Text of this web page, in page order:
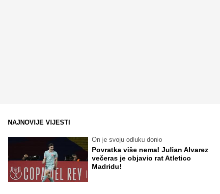
NAJNOVIJE VIJESTI
On je svoju odluku donio
Povratka više nema! Julian Alvarez
večeras je objavio rat Atletico
Madridu!